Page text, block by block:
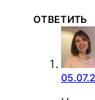
ОТВЕТИТЬ